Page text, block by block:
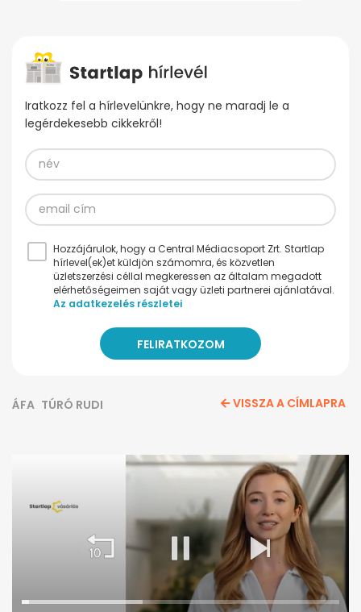
Iratkozz fel a hírlevelünkre, hogy ne maradj le a
legérdekesebb cikkekről!
Hozzájárulok, hogy a Central Médiacsoport Zrt. Startlap
hírlevel(ek)et küldjön számomra, és közvetlen
üzletszerzési céllal megkeressen az általam megadott
elérhetőségeimen saját vagy üzleti partnerei ajánlatával.
Az adatkezelés részletei
ÁFA TÚRÓ RUDI VISSZA A CÍMLAPRA